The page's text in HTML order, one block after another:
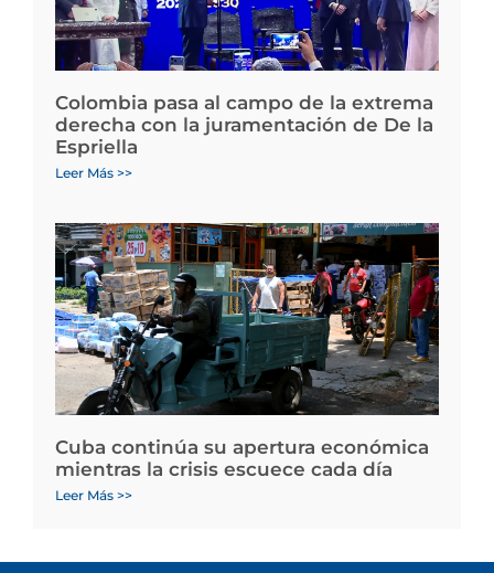
Colombia pasa al campo de la extrema
derecha con la juramentación de De la
Espriella
Leer Más >>
Cuba continúa su apertura económica
mientras la crisis escuece cada día
Leer Más >>